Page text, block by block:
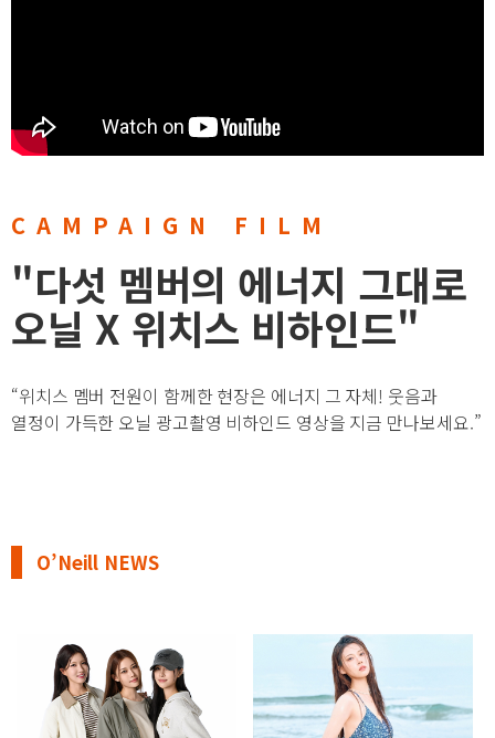
CAMPAIGN FILM
"다섯 멤버의 에너지 그대로
오닐 X 위치스 비하인드"
“위치스 멤버 전원이 함께한 현장은 에너지 그 자체! 웃음과
열정이 가득한 오닐 광고촬영 비하인드 영상을 지금 만나보세요.”
O’Neill NEWS